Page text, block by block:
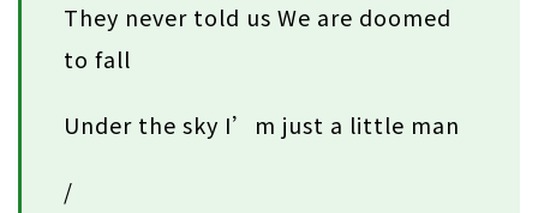
They never told us We are doomed
to fall
Under the sky I’m just a little man
/